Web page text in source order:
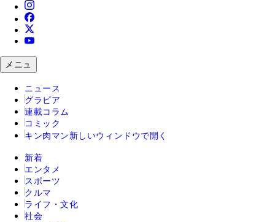
メニュ
ニュース
グラビア
連載コラム
コミック
キン肉マン 新しいウィンドウで開く
新着
エンタメ
スポーツ
クルマ
ライフ・文化
社会